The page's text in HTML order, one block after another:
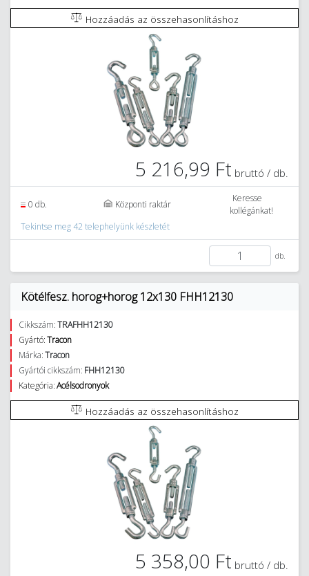
Hozzáadás az összehasonlításhoz
5 216,99 Ft bruttó / db.
0 db. Központi raktár
Keresse
kollégánkat!
Tekintse meg 42 telephelyünk készletét
db.
Kötélfesz. horog+horog 12x130 FHH12130
Cikkszám:TRAFHH12130
Gyártó:Tracon
Márka:Tracon
Gyártói cikkszám: FHH12130
Kategória:Acélsodronyok
Hozzáadás az összehasonlításhoz
5 358,00 Ft bruttó / db.